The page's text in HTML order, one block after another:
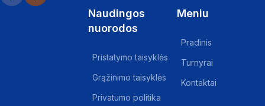
Naudingos
nuorodos
Pristatymo taisyklės
Grąžinimo taisyklės
Privatumo politika
Meniu
Pradinis
Turnyrai
Kontaktai